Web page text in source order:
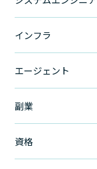
インフラ
エージェント
副業
資格